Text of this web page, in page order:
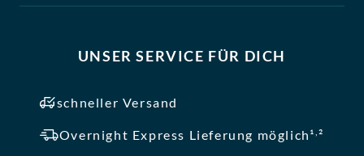
UNSER SERVICE FÜR DICH
schneller Versand
Overnight Express Lieferung möglich¹ ,²